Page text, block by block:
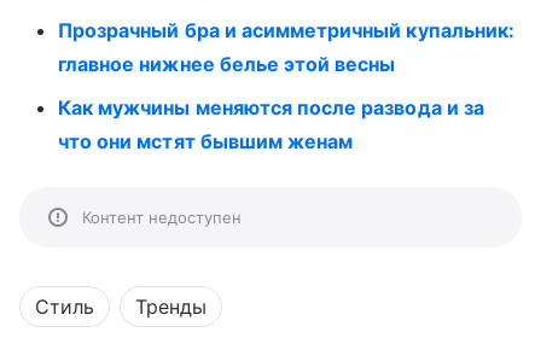
Прозрачный бра и асимметричный купальник:
главное нижнее белье этой весны
Как мужчины меняются после развода и за
что они мстят бывшим женам
Контент недоступен
Стиль Тренды